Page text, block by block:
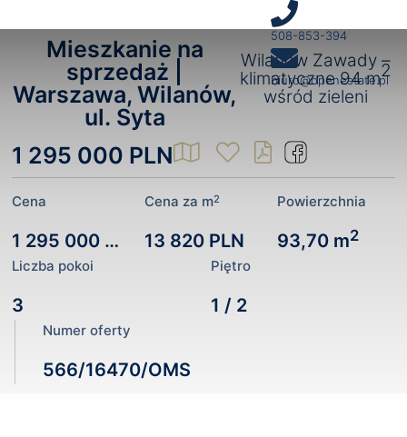
508-853-394
biuro@openestate.pl
Mieszkanie na
sprzedaż |
Warszawa, Wilanów,
ul. Syta
Wilanów Zawady –
klimatyczne 94 m2
wśród zieleni
1 295 000 PLN
Cena
1 295 000 PLN
Cena za m2
13 820 PLN
Powierzchnia
93,70 m2
Liczba pokoi
3
Piętro
1 / 2
Numer oferty
566/16470/OMS